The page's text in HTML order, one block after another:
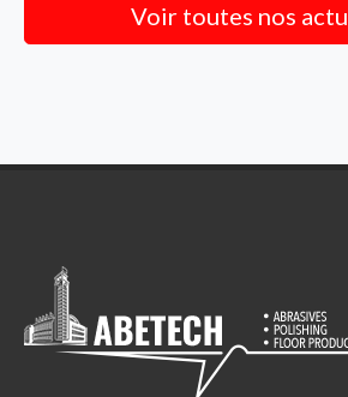
Voir toutes nos